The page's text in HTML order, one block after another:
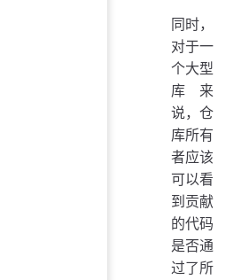
同时，
对于一
个大型
库来
说，仓
库所有
者应该
可以看
到贡献
的代码
是否通
过了所